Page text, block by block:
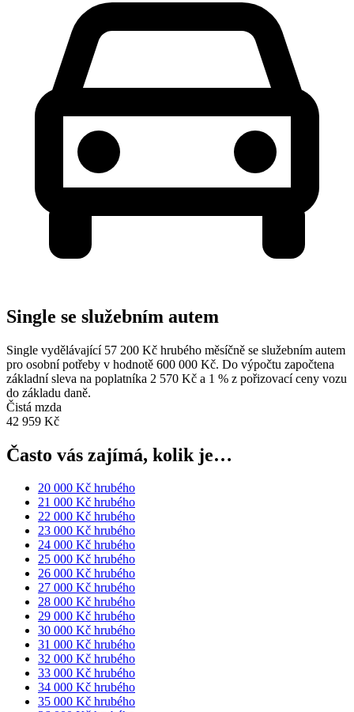
Single se služebním autem
Single vydělávající 57 200 Kč hrubého měsíčně se služebním autem
pro osobní potřeby v hodnotě 600 000 Kč. Do výpočtu započtena
základní sleva na poplatníka 2 570 Kč a 1 % z pořizovací ceny vozu
do základu daně.
Čistá mzda
42 959 Kč
Často vás zajímá, kolik je…
20 000 Kč hrubého
21 000 Kč hrubého
22 000 Kč hrubého
23 000 Kč hrubého
24 000 Kč hrubého
25 000 Kč hrubého
26 000 Kč hrubého
27 000 Kč hrubého
28 000 Kč hrubého
29 000 Kč hrubého
30 000 Kč hrubého
31 000 Kč hrubého
32 000 Kč hrubého
33 000 Kč hrubého
34 000 Kč hrubého
35 000 Kč hrubého